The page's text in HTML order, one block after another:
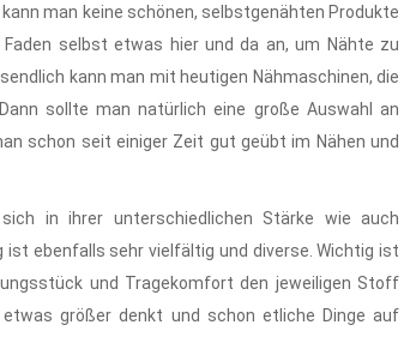
man keine schönen, selbstgenähten Produkte
selbst etwas hier und da an, um Nähte zu
kann man mit heutigen Nähmaschinen, die
sollte man natürlich eine große Auswahl an
schon seit einiger Zeit gut geübt im Nähen und
in ihrer unterschiedlichen Stärke wie auch
ebenfalls sehr vielfältig und diverse. Wichtig ist
und Tragekomfort den jeweiligen Stoff
größer denkt und schon etliche Dinge auf